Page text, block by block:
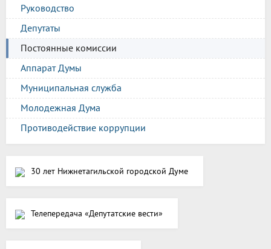
Руководство
Депутаты
Постоянные комиссии
Аппарат Думы
Муниципальная служба
Молодежная Дума
Противодействие коррупции
30 лет Нижнетагильской городской Думе
Телепередача «Депутатские вести»